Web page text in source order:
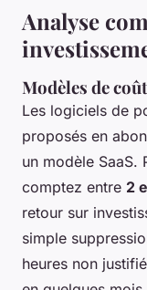
Analyse
Modèles de
Les logiciels de
proposés en
un modèle SaaS.
comptez entre 2
retour sur
simple
heures non